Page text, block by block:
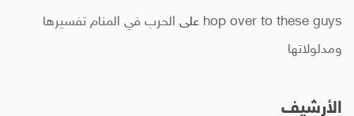
hop over to these guys على الحرب في المنام تفسيرها
ومدلولاتها
الأرشيف